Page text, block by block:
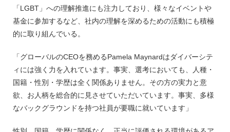
「LGBT」への理解推進にも注力しており、様々なイベントや
基金に参加するなど、社内の理解を深めるための活動にも積極
的に取り組んでいる。
「グローバルのCEOを務めるPamela Maynardはダイバーシテ
ィには強く力を入れています。事実、選考においても、人種・
国籍・性別・学歴は全く関係ありません。その方の実力と意
欲、お人柄を総合的に見させていただいています。事実、多様
なバックグラウンドを持つ社員が要職に就いています」